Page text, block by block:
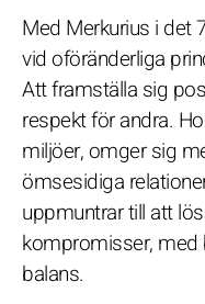
Med Merkurius i det
vid oföränderliga
Att framställa sig
respekt för andra.
miljöer, omger sig
ömsesidiga
uppmuntrar till att
kompromisser,
balans.